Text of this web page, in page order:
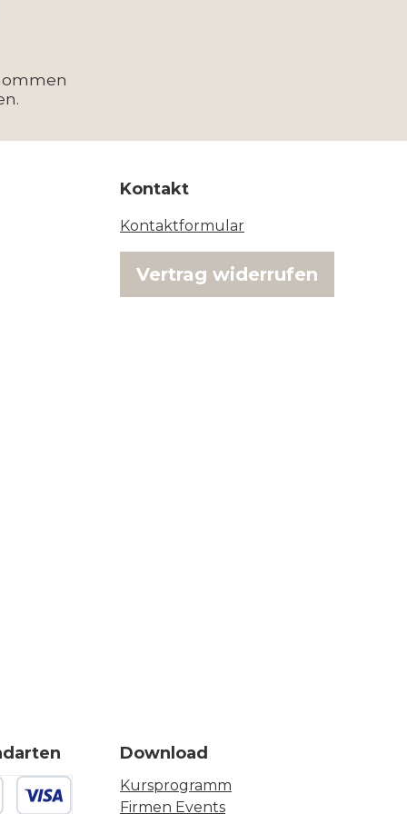
Kontakt
Kontaktformular
Vertrag widerrufen
Download
Kursprogramm
Firmen Events